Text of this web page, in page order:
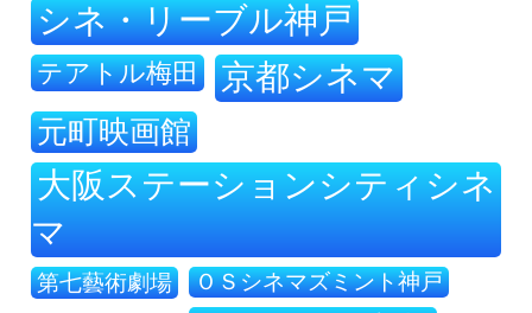
シネ・リーブル神戸
テアトル梅田 京都シネマ
元町映画館
大阪ステーションシティシネ
マ
第七藝術劇場 ＯＳシネマズミント神戸